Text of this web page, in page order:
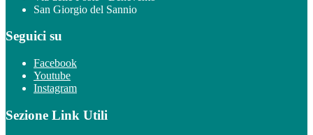
San Giorgio del Sannio
Seguici su
Facebook
Youtube
Instagram
Sezione Link Utili